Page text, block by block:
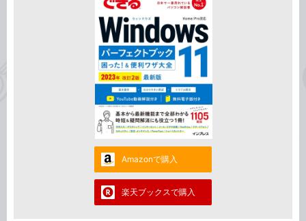
Amazonで購入
楽天ブックスで購入